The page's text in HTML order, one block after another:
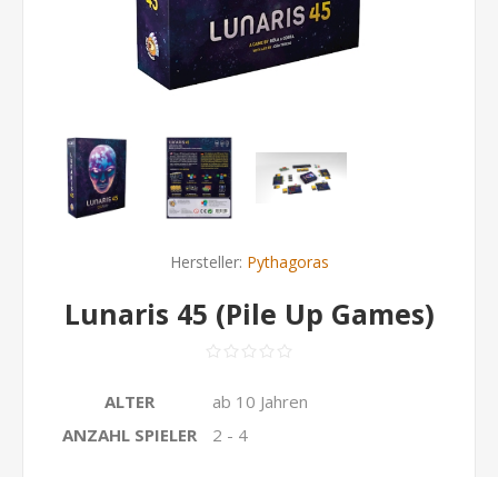
Hersteller: Pythagoras
Lunaris 45 (Pile Up Games)
ALTER
ab 10 Jahren
ANZAHL SPIELER
2 - 4